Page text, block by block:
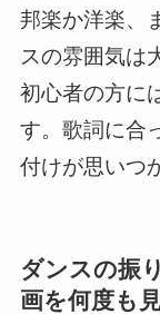
邦楽か洋楽、
スの雰囲気は
初心者の方に
す。歌詞に合
付けが思いつ
ダンスの振
画を何度も